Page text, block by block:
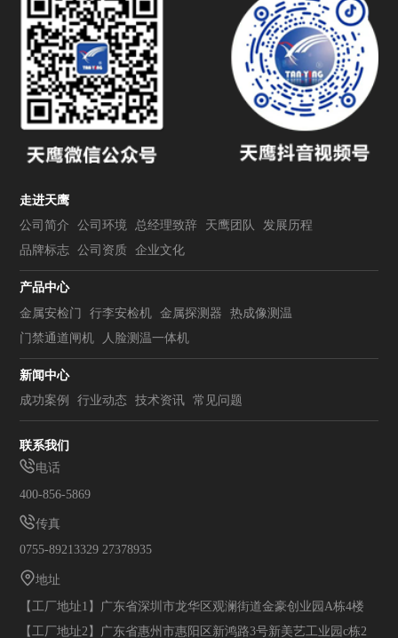
走进天鹰
公司简介
公司环境 总经理致辞 天鹰团队
发展历程
品牌标志 公司资质 企业文化
产品中心
金属安检门
行李安检机 金属探测器
热成像测温
门禁通道闸机
人脸测温一体机
新闻中心
成功案例
行业动态 技术资讯 常见问题
联系我们
电话
400-856-5869
传真
0755-89213329 27378935
地址
【工厂地址1】广东省深圳市龙华区观澜街道金豪创业园A栋4楼
【工厂地址2】广东省惠州市惠阳区新鸿路3号新美艺工业园c栋2